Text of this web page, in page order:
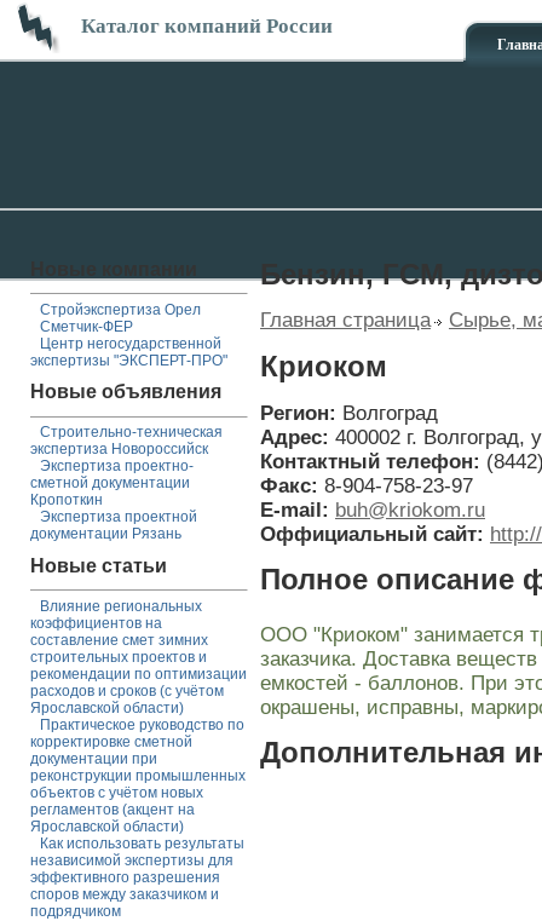
Каталог компаний России
Стройэкспертиза Орел
Сметчик-ФЕР
Центр негосударственной
экспертизы "ЭКСПЕРТ-ПРО"
Новые объявления
Строительно-техническая
экспертиза Новороссийск
Экспертиза проектно-
сметной документации
Кропоткин
Экспертиза проектной
документации Рязань
Новые статьи
Влияние региональных
коэффициентов на
составление смет зимних
строительных проектов и
рекомендации по оптимизации
расходов и сроков (с учётом
Ярославской области)
Практическое руководство по
корректировке сметной
документации при
реконструкции промышленных
объектов с учётом новых
регламентов (акцент на
Ярославской области)
Как использовать результаты
независимой экспертизы для
эффективного разрешения
споров между заказчиком и
подрядчиком
Бензин, ГСМ,
Главная страница Сырье,
Криоком
Регион: Волгоград
Адрес: 400002 г. Волгоград,
Контактный телефон:
Факс: 8-904-758-23-97
E-mail: buh@kriokom.ru
Оффициальный сайт:
Полное описание
ООО "Криоком" занимается
заказчика. Доставка
емкостей - баллонов. При
окрашены, исправны,
Дополнительная